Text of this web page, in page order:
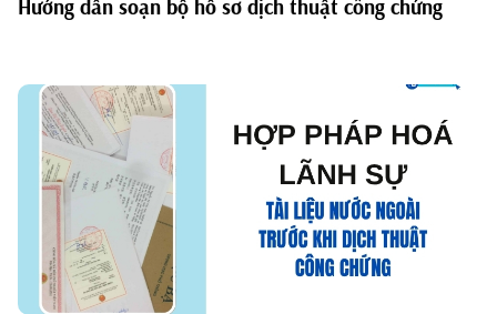
Hướng dẫn soạn bộ hồ sơ dịch thuật công chứng